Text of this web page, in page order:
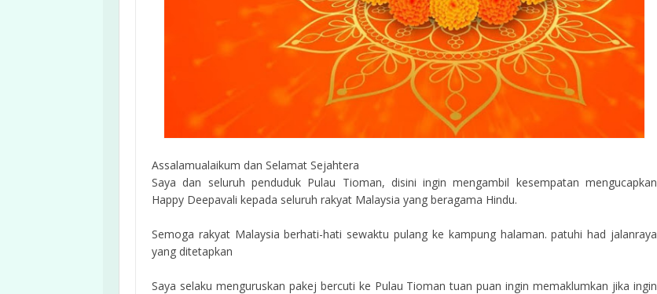
Assalamualaikum dan Selamat Sejahtera
Saya dan seluruh penduduk Pulau Tioman, disini ingin mengambil kesempatan mengucapkan
Happy Deepavali kepada seluruh rakyat Malaysia yang beragama Hindu.
Semoga rakyat Malaysia berhati-hati sewaktu pulang ke kampung halaman. patuhi had jalanraya
yang ditetapkan
Saya selaku menguruskan pakej bercuti ke Pulau Tioman tuan puan ingin memaklumkan jika ingin